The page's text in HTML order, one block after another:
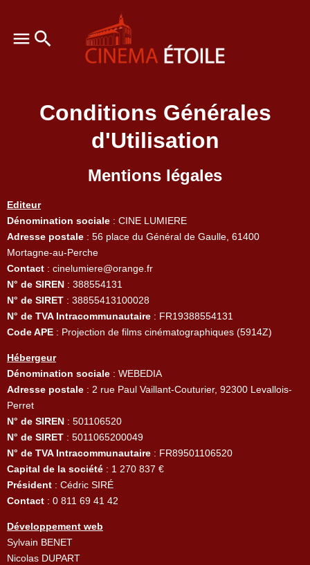
Conditions Générales
d'Utilisation
Mentions légales
Editeur
Dénomination sociale : CINE LUMIERE
Adresse postale : 56 place du Général de Gaulle, 61400
Mortagne-au-Perche
Contact : cinelumiere@orange.fr
N° de SIREN : 388554131
N° de SIRET : 38855413100028
N° de TVA Intracommunautaire : FR19388554131
Code APE : Projection de films cinématographiques (5914Z)
Hébergeur
Dénomination sociale : WEBEDIA
Adresse postale : 2 rue Paul Vaillant-Couturier, 92300 Levallois-
Perret
N° de SIREN : 501106520
N° de SIRET : 5011065200049
N° de TVA Intracommunautaire : FR89501106520
Capital de la société : 1 270 837 €
Président : Cédric SIRÉ
Contact : 0 811 69 41 42
Développement web
Sylvain BENET
Nicolas DUPART